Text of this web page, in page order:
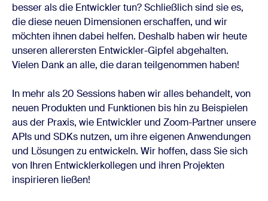
besser als die Entwickler tun? Schließlich sind sie es,
die diese neuen Dimensionen erschaffen, und wir
möchten ihnen dabei helfen. Deshalb haben wir heute
unseren allerersten Entwickler-Gipfel abgehalten.
Vielen Dank an alle, die daran teilgenommen haben!
In mehr als 20 Sessions haben wir alles behandelt, von
neuen Produkten und Funktionen bis hin zu Beispielen
aus der Praxis, wie Entwickler und Zoom-Partner unsere
APIs und SDKs nutzen, um ihre eigenen Anwendungen
und Lösungen zu entwickeln. Wir hoffen, dass Sie sich
von Ihren Entwicklerkollegen und ihren Projekten
inspirieren ließen!